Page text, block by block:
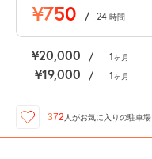
¥750 / 24 時間
¥20,000 / 1ヶ月
¥19,000 / 1ヶ月
372 人がお気に入りの駐車場